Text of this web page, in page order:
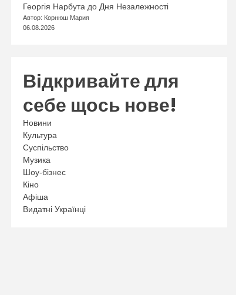
Георгія Нарбута до Дня Незалежності
Автор: Корнюш Мария
06.08.2026
Відкривайте для
себе щось нове!
Новини
Культура
Суспільство
Музика
Шоу-бізнес
Кіно
Афіша
Видатні Українці